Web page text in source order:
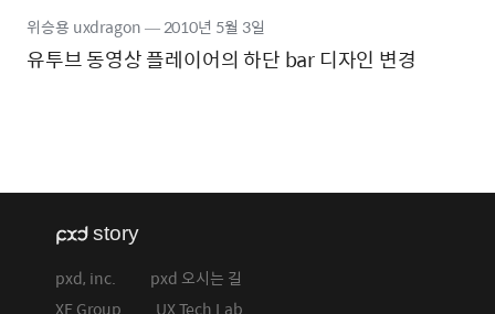
유투브 동영상 플레이어의 하단 bar 디자인 변경
위승용 uxdragon―2010년 5월 3일
pxd, inc.
pxd 오시는 길
XE Group
UX Tech Lab.